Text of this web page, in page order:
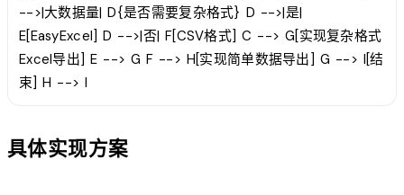
-->|大数据量| D{是否需要复杂格式} D -->|是|
E[EasyExcel] D -->|否| F[CSV格式] C --> G[实现复杂格式
Excel导出] E --> G F --> H[实现简单数据导出] G --> I[结
束] H --> I
具体实现方案